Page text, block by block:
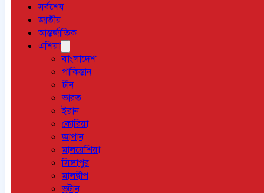
সর্বশেষ
জাতীয়
আন্তর্জাতিক
এশিয়া
বাংলাদেশ
পাকিস্তান
চীন
ভারত
ইরান
কোরিয়া
জাপান
মালয়েশিয়া
সিঙ্গাপুর
মালদ্বীপ
ভুটান